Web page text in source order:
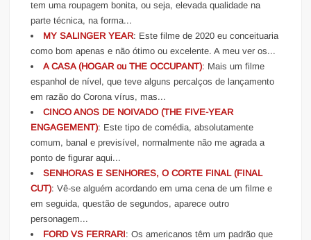
tem uma roupagem bonita, ou seja, elevada qualidade na
parte técnica, na forma...
MY SALINGER YEAR: Este filme de 2020 eu conceituaria
como bom apenas e não ótimo ou excelente. A meu ver os...
A CASA (HOGAR ou THE OCCUPANT): Mais um filme
espanhol de nível, que teve alguns percalços de lançamento
em razão do Corona vírus, mas...
CINCO ANOS DE NOIVADO (THE FIVE-YEAR
ENGAGEMENT): Este tipo de comédia, absolutamente
comum, banal e previsível, normalmente não me agrada a
ponto de figurar aqui...
SENHORAS E SENHORES, O CORTE FINAL (FINAL
CUT): Vê-se alguém acordando em uma cena de um filme e
em seguida, questão de segundos, aparece outro
personagem...
FORD VS FERRARI: Os americanos têm um padrão que